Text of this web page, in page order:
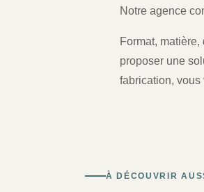
Notre agence
Format,
proposer une
fabrication, vous
À DÉCOUVRIR